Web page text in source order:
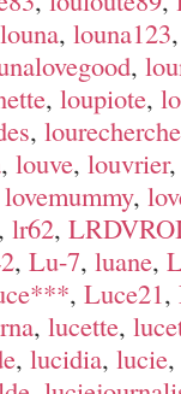
louna, louna123
,
, loupiote,
, lourecherche
, louve, louvrier
lovemummy,
, lr62,
, Lu-7, luane,
, Luce21,
, lucette,
, lucidia, lucie,